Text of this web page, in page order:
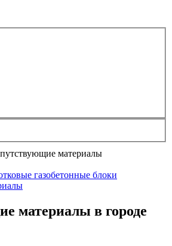
материалы
газобетонные блоки
материалы в городе